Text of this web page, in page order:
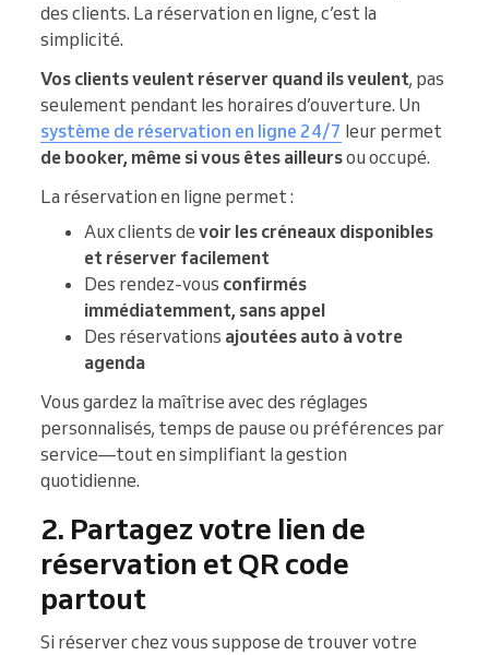
des clients. La réservation en ligne, c’est la
simplicité.
Vos clients veulent réserver quand ils veulent, pas
seulement pendant les horaires d’ouverture. Un
système de réservation en ligne 24/7 leur permet
de booker, même si vous êtes ailleursou occupé.
La réservation en ligne permet :
Aux clients de voir les créneaux disponibles
et réserver facilement
Des rendez-vous confirmés
immédiatemment, sans appel
Des réservations ajoutées auto à votre
agenda
Vous gardez la maîtrise avec des réglages
personnalisés, temps de pause ou préférences par
service—tout en simplifiant la gestion
quotidienne.
2. Partagez votre lien de
réservation et QR code
partout
Si réserver chez vous suppose de trouver votre